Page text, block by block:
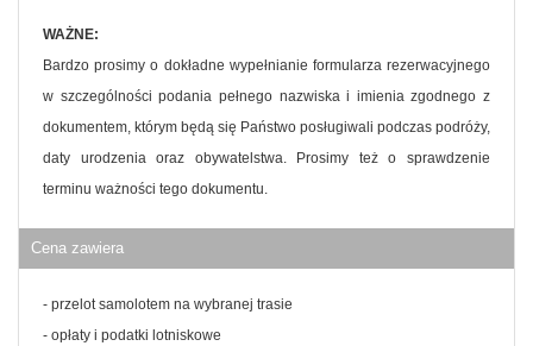
WAŻNE:
Bardzo prosimy o dokładne wypełnianie formularza rezerwacyjnego
w szczególności podania pełnego nazwiska i imienia zgodnego z
dokumentem, którym będą się Państwo posługiwali podczas podróży,
daty urodzenia oraz obywatelstwa. Prosimy też o sprawdzenie
terminu ważności tego dokumentu.
Cena zawiera
- przelot samolotem na wybranej trasie
- opłaty i podatki lotniskowe